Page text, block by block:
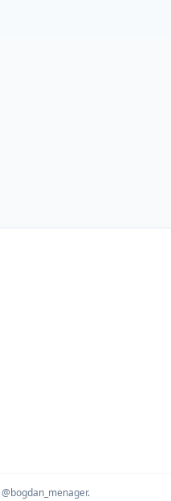
@bogdan_menager.